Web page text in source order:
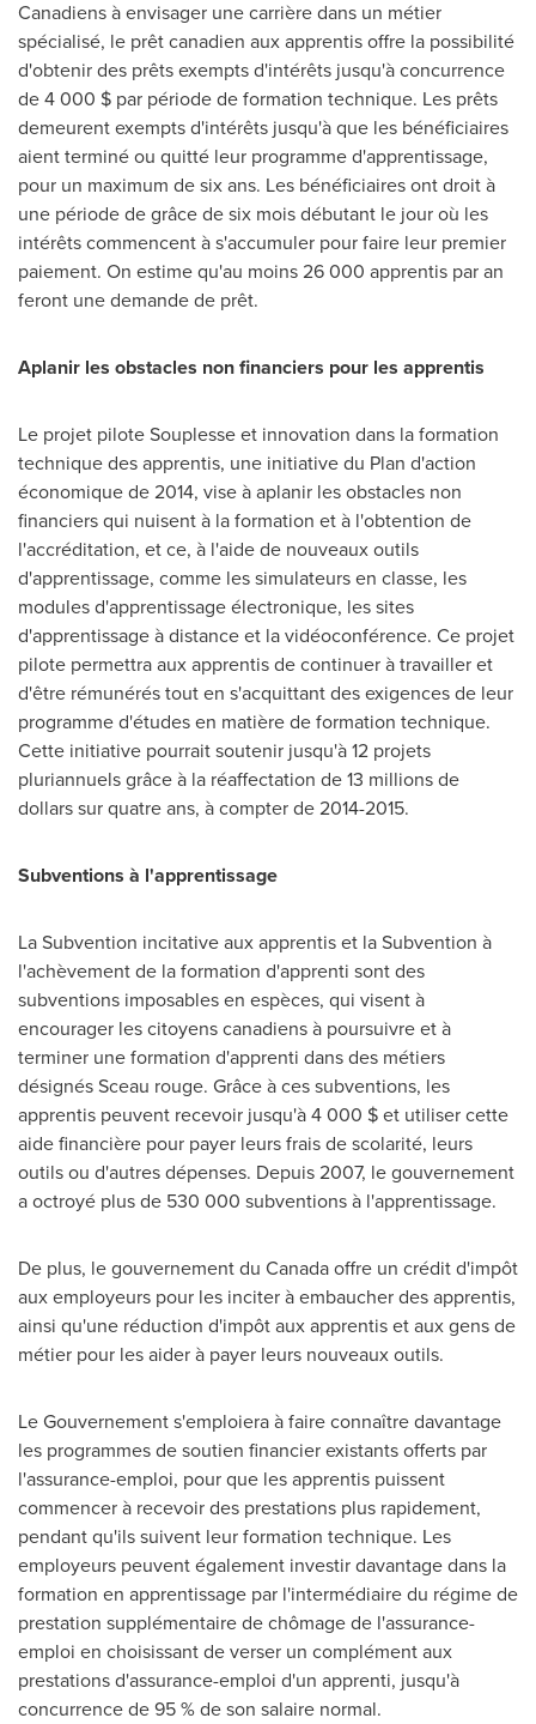
Canadiens à envisager une carrière dans un métier
spécialisé, le prêt canadien aux apprentis offre la possibilité
d'obtenir des prêts exempts d'intérêts jusqu'à concurrence
de 4 000 $ par période de formation technique. Les prêts
demeurent exempts d'intérêts jusqu'à que les bénéficiaires
aient terminé ou quitté leur programme d'apprentissage,
pour un maximum de six ans. Les bénéficiaires ont droit à
une période de grâce de six mois débutant le jour où les
intérêts commencent à s'accumuler pour faire leur premier
paiement. On estime qu'au moins 26 000 apprentis par an
feront une demande de prêt.
Aplanir les obstacles non financiers pour les apprentis
Le projet pilote Souplesse et innovation dans la formation
technique des apprentis, une initiative du Plan d'action
économique de 2014, vise à aplanir les obstacles non
financiers qui nuisent à la formation et à l'obtention de
l'accréditation, et ce, à l'aide de nouveaux outils
d'apprentissage, comme les simulateurs en classe, les
modules d'apprentissage électronique, les sites
d'apprentissage à distance et la vidéoconférence. Ce projet
pilote permettra aux apprentis de continuer à travailler et
d'être rémunérés tout en s'acquittant des exigences de leur
programme d'études en matière de formation technique.
Cette initiative pourrait soutenir jusqu'à 12 projets
pluriannuels grâce à la réaffectation de 13 millions de
dollars sur quatre ans, à compter de 2014-2015.
Subventions à l'apprentissage
La Subvention incitative aux apprentis et la Subvention à
l'achèvement de la formation d'apprenti sont des
subventions imposables en espèces, qui visent à
encourager les citoyens canadiens à poursuivre et à
terminer une formation d'apprenti dans des métiers
désignés Sceau rouge. Grâce à ces subventions, les
apprentis peuvent recevoir jusqu'à 4 000 $ et utiliser cette
aide financière pour payer leurs frais de scolarité, leurs
outils ou d'autres dépenses. Depuis 2007, le gouvernement
a octroyé plus de 530 000 subventions à l'apprentissage.
De plus, le gouvernement du Canadaoffre un crédit d'impôt
aux employeurs pour les inciter à embaucher des apprentis,
ainsi qu'une réduction d'impôt aux apprentis et aux gens de
métier pour les aider à payer leurs nouveaux outils.
Le Gouvernement s'emploiera à faire connaître davantage
les programmes de soutien financier existants offerts par
l'assurance-emploi, pour que les apprentis puissent
commencer à recevoir des prestations plus rapidement,
pendant qu'ils suivent leur formation technique. Les
employeurs peuvent également investir davantage dans la
formation en apprentissage par l'intermédiaire du régime de
prestation supplémentaire de chômage de l'assurance-
emploi en choisissant de verser un complément aux
prestations d'assurance-emploi d'un apprenti, jusqu'à
concurrence de 95 % de son salaire normal.